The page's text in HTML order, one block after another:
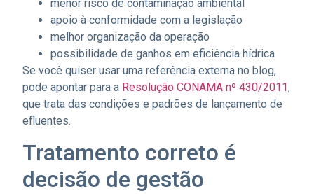
menor risco de contaminação ambiental
apoio à conformidade com a legislação
melhor organização da operação
possibilidade de ganhos em eficiência hídrica
Se você quiser usar uma referência externa no blog,
pode apontar para a Resolução CONAMA nº 430/2011,
que trata das condições e padrões de lançamento de
efluentes.
Tratamento correto é
decisão de gestão